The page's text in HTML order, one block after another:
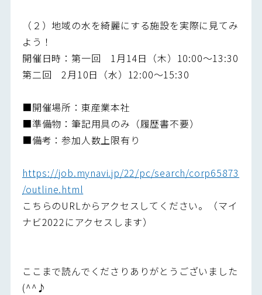
（２）地域の水を綺麗にする施設を実際に見てみ
よう！
開催日時：第一回 1月14日（木）10:00～13:30
第二回 2月10日（水）12:00～15:30
■開催場所：東産業本社
■準備物：筆記用具のみ（履歴書不要）
■備考：参加人数上限有り
https://job.mynavi.jp/22/pc/search/corp65873
/outline.html
こちらのURLからアクセスしてください。（マイ
ナビ2022にアクセスします）
ここまで読んでくださりありがとうございました
(^^♪